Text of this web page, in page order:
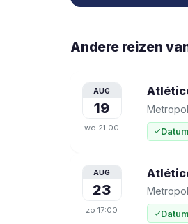
Andere reizen
AUG
19
wo 21:00
AUG
23
zo 17:00